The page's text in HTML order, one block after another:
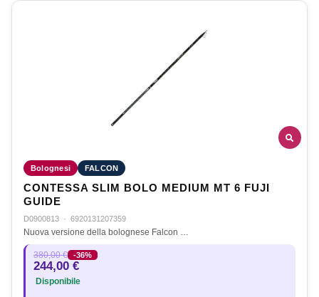
Bolognesi FALCON
CONTESSA SLIM BOLO MEDIUM MT 6 FUJI
GUIDE
D0900813 · 6920131207359
Nuova versione della bolognese Falcon …
380,00 € -36%
244,00 €
Disponibile